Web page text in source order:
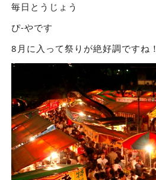
毎日とうじょう
ぴ-やです
8月に入って祭りが絶好調ですね